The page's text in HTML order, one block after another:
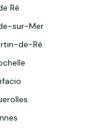
Ré
sur-Mer
de-Ré